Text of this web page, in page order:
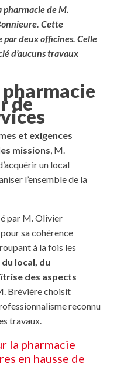
de M.
Cette
par deux officines. Celle
d’aucuns travaux
pharmacie
de
et exigences
missions, M.
un local
l’ensemble de la
par M. Olivier
sa cohérence
à la fois les
local, du
des aspects
Brévière choisit
reconnu
travaux.
la pharmacie
en hausse de